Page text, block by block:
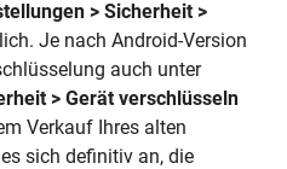
> Sicherheit >
Je nach Android-Version
auch unter
> Gerät verschlüsseln
Verkauf Ihres alten
sich definitiv an, die